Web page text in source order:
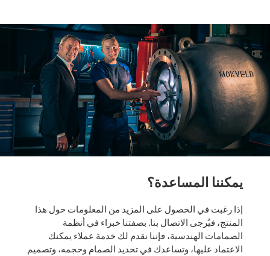
يمكننا المساعدة؟
إذا رغبت في الحصول على المزيد من المعلومات حول هذا
المنتج، فيُرجى الاتصال بنا. بصفتنا خبراء في أنظمة
الصمامات الهندسية، فإننا نقدم لك خدمة عملاء يمكنك
الاعتماد عليها، وتساعدك في تحديد الصمام وحجمه، وتصميم